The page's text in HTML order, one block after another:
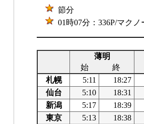
節分
01時07分：336P/マク
薄明
始
終
札幌
5:11 18:27
仙台
5:10 18:31
新潟
5:17 18:39
東京
5:13 18:38